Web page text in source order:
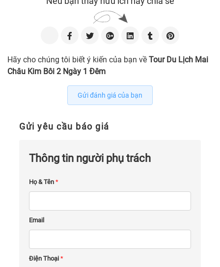
Hãy cho chúng tôi biết ý kiến của bạn về Tour Du Lịch Mai
Châu Kim Bôi 2 Ngày 1 Đêm
Gửi đánh giá của bạn
Gửi yêu cầu báo giá
Thông tin người phụ trách
Họ & Tên *
Email
Điện Thoại *